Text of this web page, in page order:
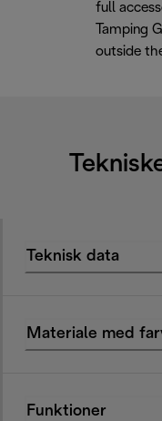
full
Tamping
outside
Teknisk data
Materiale med
Funktioner